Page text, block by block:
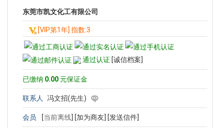
东莞市凯文化工有限公司
[VIP第1年] 指数:3
通过认证 [诚信档案]
已缴纳 0.00 元保证金
联系人 冯文招(先生)
会员 [当前离线 [加为商友] [发送信件]